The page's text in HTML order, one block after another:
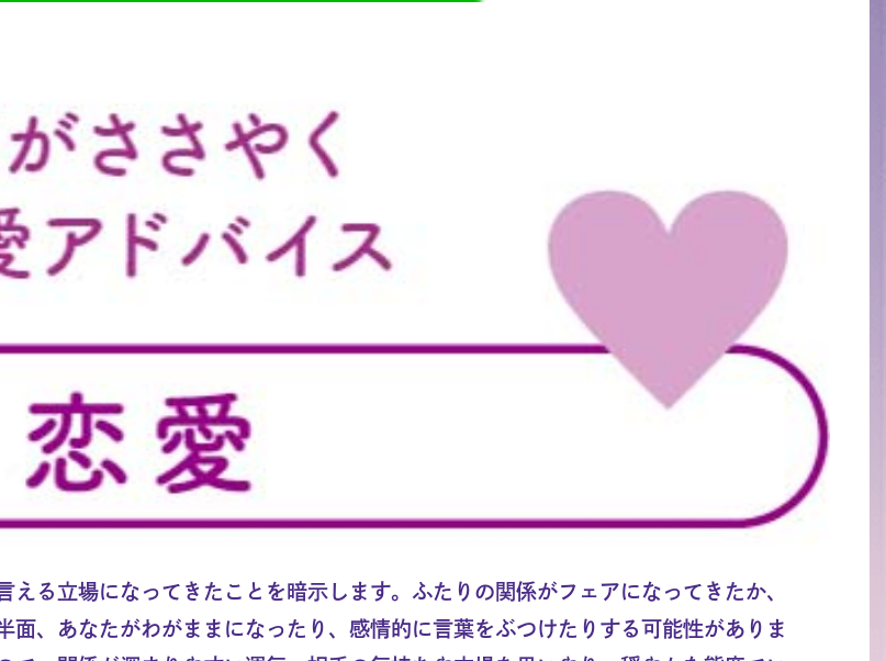
る立場になってきたことを暗示します。ふたりの関係がフェアになってきたか、
、あなたがわがままになったり、感情的に言葉をぶつけたりする可能性がありま